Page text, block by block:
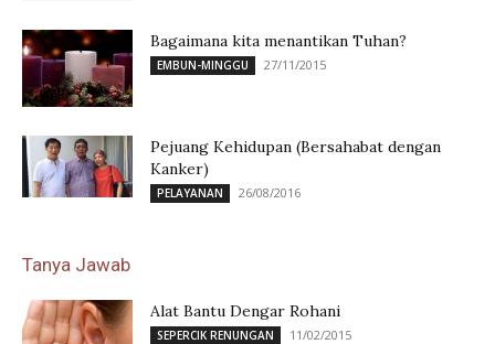
Bagaimana kita menantikan Tuhan?
EMBUN-MINGGU 27/11/2015
Pejuang Kehidupan (Bersahabat dengan
Kanker)
PELAYANAN 26/08/2016
Tanya Jawab
Alat Bantu Dengar Rohani
SEPERCIK RENUNGAN 11/02/2015